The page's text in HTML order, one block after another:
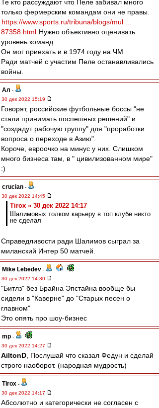
Те кто рассуждают что Пеле забивал много
только фермерским командам они не правы.
https://www.sports.ru/tribuna/blogs/mul ...
87358.html Нужно объективно оценивать
уровень команд.
Он мог приехать и в 1974 году на ЧМ
Ради матчей с участим Пеле останавливались
войны.
Ал -
30 дек 2022 15:19
Говорят, российские футбольные боссы "не
стали принимать поспешных решений" и
"создадут рабочую группу" для "проработки
вопроса о переходе в Азию".
Короче, евроочко на минус у них. Слишком
много бизнеса там, в " цивилизованном мире"
:)
crucian -
30 дек 2022 14:45
Tirox » 30 дек 2022 14:17
Шалимовых толком карьеру в топ клубе никто
не сделал
Справедливости ради Шалимов сыграл за
миланский Интер 50 матчей.
Mike Lebedev -
30 дек 2022 14:30
"Битлз" без Брайна Эпстайна вообще бы
сидели в "Каверне" до "Старых песен о
главном"
Это опять про шоу-бизнес
mp -
30 дек 2022 14:27
AiltonD , Послушай что сказал Федун и сделай
строго наоборот. (народная мудрость)
Tirox -
30 дек 2022 14:17
Абсолютно и категорически не согласен с